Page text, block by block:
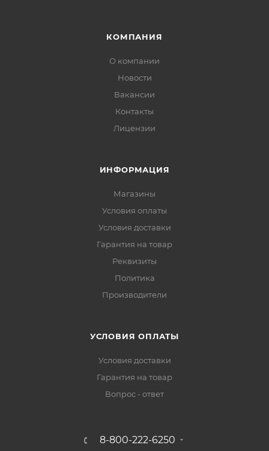
КОМПАНИЯ
О компании
Новости
Вакансии
Контакты
Лицензии
ИНФОРМАЦИЯ
Магазины
Условия оплаты
Условия доставки
Гарантия на товар
Реквизиты
Политика
Производители
УСЛОВИЯ ОПЛАТЫ
Условия доставки
Гарантия на товар
Вопрос - ответ
8-800-222-6250